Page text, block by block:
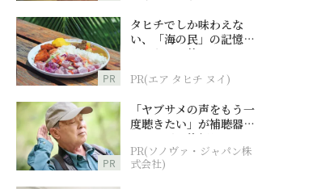
PR
タヒチでしか味わえな
い、「海の民」の記憶へ
とつながる旅
PR(エア タヒチ ヌイ)
PR
「ヤブサメの声をもう一
度聴きたい」が補聴器チ
ャレンジの後押しに
PR(ソノヴァ・ジャパン株
式会社)